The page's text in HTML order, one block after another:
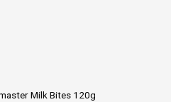
Milk Bites 120g